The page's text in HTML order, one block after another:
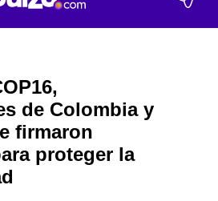
de Colombia y
firmaron
proteger la